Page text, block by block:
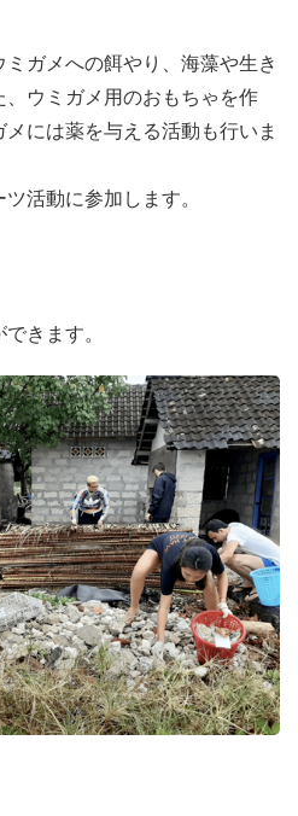
であり、広大な距離を横断し
く離れた海洋生態系をつな
にしています。一地域での保
体にポジティブな影響を与え
相互接続性を強調します。
しています。特に、孵化温度
、生息地に影響を与える海洋
の保護は、気候変動の影響か
ること。
の産卵地を保護するために、
、怪我をした亀を治療した
たり、種や生息地についての
ガメへの餌やり、海藻や生き
ウミガメ用のおもちゃを作
には薬を与える活動も行いま
活動に参加します。
きます。